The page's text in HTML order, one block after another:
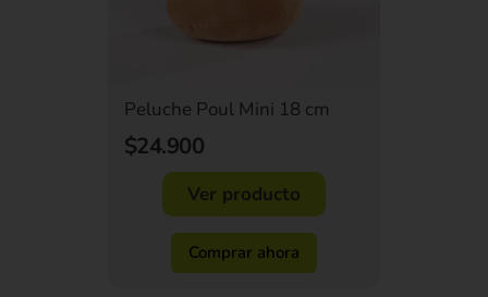
Peluche Poul Mini 18 cm
$24.900
Ver producto
Comprar ahora